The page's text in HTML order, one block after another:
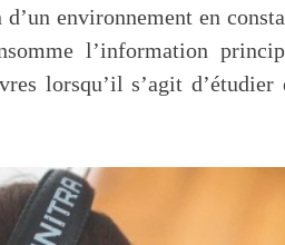
environnement en
l’information
lorsqu’il s’agit d’étudier